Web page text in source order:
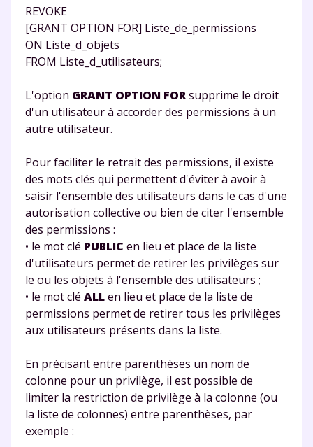
REVOKE
[GRANT OPTION FOR] Liste_de_permissions
ON Liste_d_objets
FROM Liste_d_utilisateurs;
L'option GRANT OPTION FORsupprime le droit
d'un utilisateur à accorder des permissions à un
autre utilisateur.
Pour faciliter le retrait des permissions, il existe
des mots clés qui permettent d'éviter à avoir à
saisir l'ensemble des utilisateurs dans le cas d'une
autorisation collective ou bien de citer l'ensemble
des permissions :
• le mot clé PUBLIC en lieu et place de la liste
d'utilisateurs permet de retirer les privilèges sur
le ou les objets à l'ensemble des utilisateurs ;
• le mot clé ALLen lieu et place de la liste de
permissions permet de retirer tous les privilèges
aux utilisateurs présents dans la liste.
En précisant entre parenthèses un nom de
colonne pour un privilège, il est possible de
limiter la restriction de privilège à la colonne (ou
la liste de colonnes) entre parenthèses, par
exemple :
Envie de progresser
et de réussir votre